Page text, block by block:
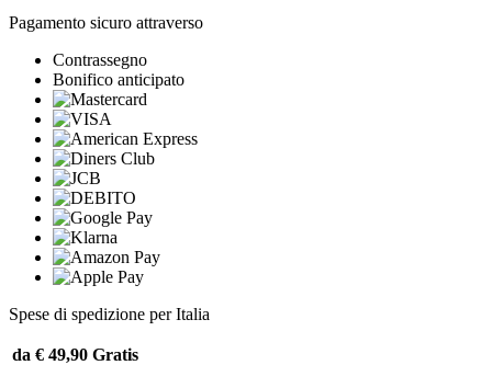
Pagamento sicuro attraverso
Contrassegno
Bonifico anticipato
Spese di spedizione per Italia
da € 49,90 Gratis